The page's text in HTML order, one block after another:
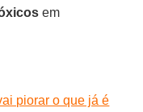
em
piorar o que já é